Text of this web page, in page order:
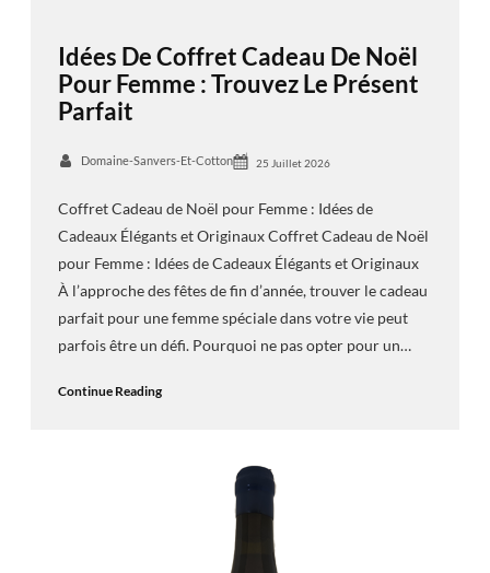
Idées De Coffret Cadeau De Noël
Pour Femme : Trouvez Le Présent
Parfait
Domaine-Sanvers-Et-Cotton 25 Juillet 2026
Coffret Cadeau de Noël pour Femme : Idées de
Cadeaux Élégants et Originaux Coffret Cadeau de Noël
pour Femme : Idées de Cadeaux Élégants et Originaux
À l’approche des fêtes de fin d’année, trouver le cadeau
parfait pour une femme spéciale dans votre vie peut
parfois être un défi. Pourquoi ne pas opter pour un…
Continue Reading